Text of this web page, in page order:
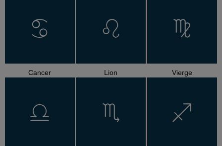
Cancer Lion Vierge